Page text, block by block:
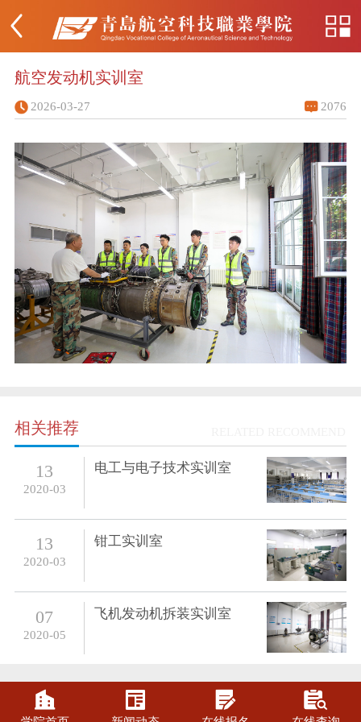
航空发动机实训室
2026-03-27 2076
相关推荐
13
2020-03
电工与电子技术实训室
13
2020-03
钳工实训室
07
2020-05
飞机发动机拆装实训室
   